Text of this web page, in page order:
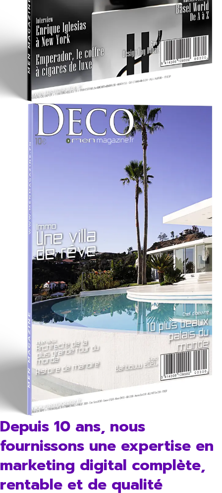
Depuis 10 ans, nous
fournissons une expertise en
marketing digital complète,
rentable et de qualité